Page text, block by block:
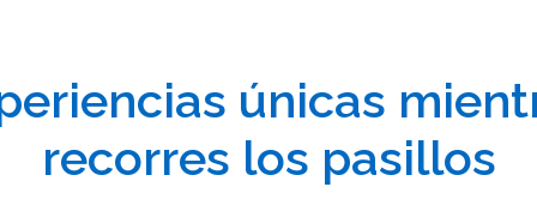
únicas
recorres los pasillos